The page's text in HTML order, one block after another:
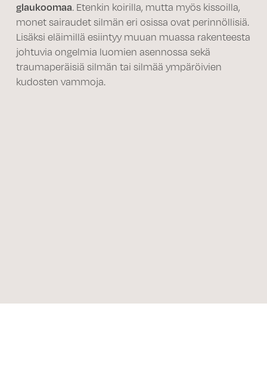
glaukoomaa. Etenkin koirilla, mutta myös kissoilla,
monet sairaudet silmän eri osissa ovat perinnöllisiä.
Lisäksi eläimillä esiintyy muuan muassa rakenteesta
johtuvia ongelmia luomien asennossa sekä
traumaperäisiä silmän tai silmää ympäröivien
kudosten vammoja.